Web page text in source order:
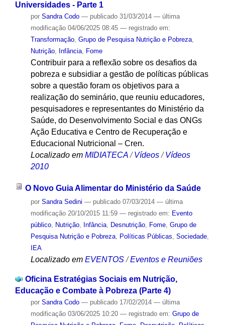
Universidades - Parte 1
por Sandra Codo — publicado31/03/2014 — última
modificação04/06/2025 08:45 — registrado em:
Transformação, Grupo de Pesquisa Nutrição e Pobreza,
Nutrição, Infância, Fome
Contribuir para a reflexão sobre os desafios da
pobreza e subsidiar a gestão de políticas públicas
sobre a questão foram os objetivos para a
realização do seminário, que reuniu educadores,
pesquisadores e representantes do Ministério da
Saúde, do Desenvolvimento Social e das ONGs
Ação Educativa e Centro de Recuperação e
Educacional Nutricional – Cren.
Localizado em MIDIATECA /Vídeos /Vídeos
2010
O Novo Guia Alimentar do Ministério da Saúde
por Sandra Sedini — publicado07/03/2014 — última
modificação20/10/2015 11:59 — registrado em: Evento
público, Nutrição, Infância, Desnutrição, Fome, Grupo de
Pesquisa Nutrição e Pobreza, Políticas Públicas, Sociedade,
IEA
Localizado em EVENTOS /Eventos e Reuniões
Oficina Estratégias Sociais em Nutrição,
Educação e Combate à Pobreza (Parte 4)
por Sandra Codo — publicado17/02/2014 — última
modificação03/06/2025 10:20 — registrado em: Grupo de